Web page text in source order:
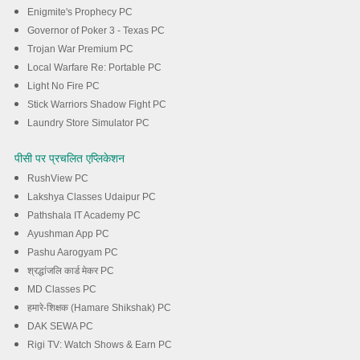
Enigmite's Prophecy PC
Governor of Poker 3 - Texas PC
Trojan War Premium PC
Local Warfare Re: Portable PC
Light No Fire PC
Stick Warriors Shadow Fight PC
Laundry Store Simulator PC
पीसी पर प्रचलित एप्लिकेशन
RushView PC
Lakshya Classes Udaipur PC
Pathshala IT Academy PC
Ayushman App PC
Pashu Aarogyam PC
श्रद्धांजलि कार्ड मेकर PC
MD Classes PC
हमारे-शिक्षक (Hamare Shikshak) PC
DAK SEWA PC
Rigi TV: Watch Shows & Earn PC